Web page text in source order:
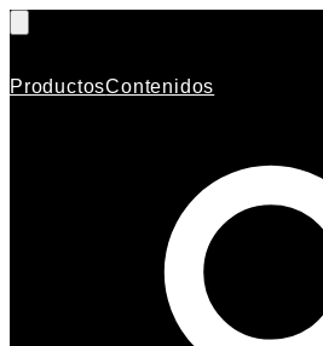
ProductosContenidos